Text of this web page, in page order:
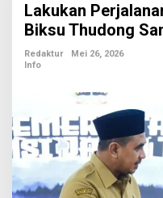
Spiritual,
Belasan
Biksu
Thudong
Lakukan
Biksu Thudong
Redaktur
Mei 26, 2026
Info